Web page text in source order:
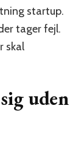
startup.
tager fejl.
skal
uden